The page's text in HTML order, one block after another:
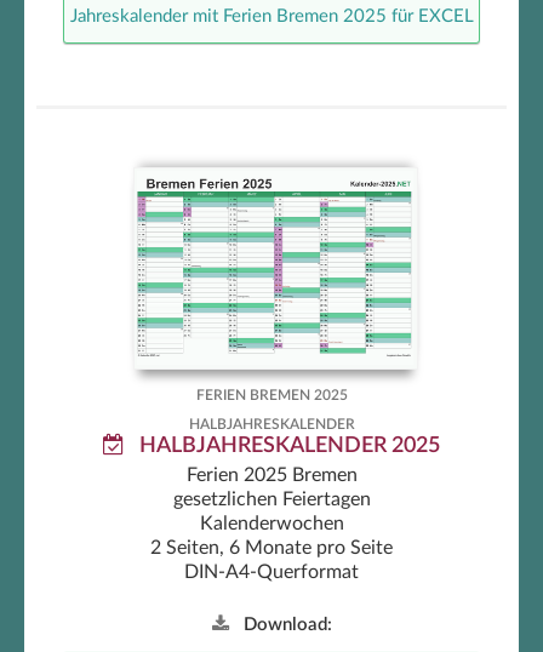
Jahreskalender mit Ferien Bremen 2025 für EXCEL
Halbjahreskalender mit Ferien
Bremen
FERIEN BREMEN 2025
HALBJAHRESKALENDER
HALBJAHRESKALENDER 2025
Ferien 2025 Bremen
gesetzlichen Feiertagen
Kalenderwochen
2 Seiten, 6 Monate pro Seite
DIN-A4-Querformat
Download: